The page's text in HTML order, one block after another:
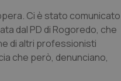
Ci è stato comunicato
dal PD di Rogoredo, che
di altri professionisti
che però, denunciano,